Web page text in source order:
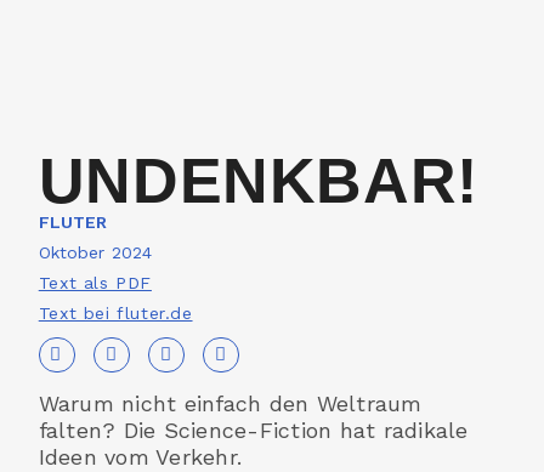
UNDENKBAR!
FLUTER
Oktober 2024
Text als PDF
Text bei fluter.de
Warum nicht einfach den Weltraum
falten? Die Science-Fiction hat radikale
Ideen vom Verkehr.